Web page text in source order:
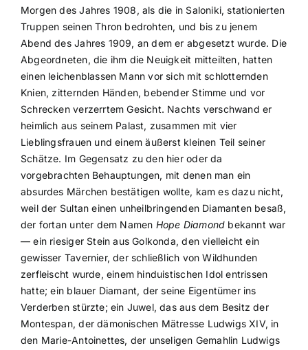
Morgen des Jahres 1908, als die in Saloniki, stationierten
Truppen seinen Thron bedrohten, und bis zu jenem
Abend des Jahres 1909, an dem er abgesetzt wurde. Die
Abgeordneten, die ihm die Neuigkeit mitteilten, hatten
einen leichenblassen Mann vor sich mit schlotternden
Knien, zitternden Händen, bebender Stimme und vor
Schrecken verzerrtem Gesicht. Nachts verschwand er
heimlich aus seinem Palast, zusammen mit vier
Lieblingsfrauen und einem äußerst kleinen Teil seiner
Schätze. Im Gegensatz zu den hier oder da
vorgebrachten Behauptungen, mit denen man ein
absurdes Märchen bestätigen wollte, kam es dazu nicht,
weil der Sultan einen unheilbringenden Diamanten besaß,
der fortan unter dem Namen Hope Diamond bekannt war
— ein riesiger Stein aus Golkonda, den vielleicht ein
gewisser Tavernier, der schließlich von Wildhunden
zerfleischt wurde, einem hinduistischen Idol entrissen
hatte; ein blauer Diamant, der seine Eigentümer ins
Verderben stürzte; ein Juwel, das aus dem Besitz der
Montespan, der dämonischen Mätresse Ludwigs XIV, in
den Marie-Antoinettes, der unseligen Gemahlin Ludwigs